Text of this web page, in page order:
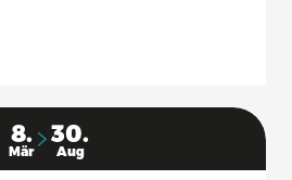
8.
Mär
30.
Aug